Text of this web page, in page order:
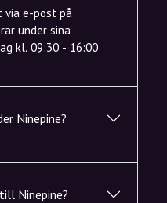
via e-post på
under sina
kl. 09:30 - 16:00
Ninepine?
Ninepine?